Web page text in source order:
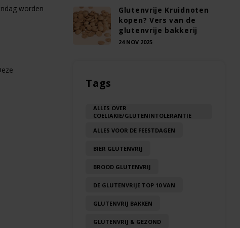
worden
Glutenvrije Kruidnoten
kopen? Vers van de
glutenvrije bakkerij
24 NOV 2025
Tags
ALLES OVER
COELIAKIE/GLUTENINTOLERANTIE
ALLES VOOR DE FEESTDAGEN
BIER GLUTENVRIJ
BROOD GLUTENVRIJ
DE GLUTENVRIJE TOP 10 VAN
GLUTENVRIJ BAKKEN
GLUTENVRIJ & GEZOND